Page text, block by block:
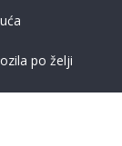
po želji